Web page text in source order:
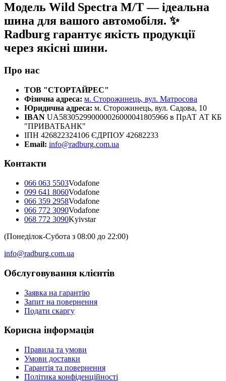
Модель Wild Spectra M/T — ідеальна
шина для вашого автомобіля. ✨
Radburg гарантує якість продукції
через якісні шини.
Про нас
ТОВ "СТОРТАЙРЕС"
Фізична адреса: м. Сторожинець, вул. Матросова
Юридична адреса: м. Сторожинець, вул. Садова, 10
IBAN UA583052990000026000041805966 в ПрАТ АТ КБ
"ПРИВАТБАНК"
ІПН 426822324106 ЄДРПОУ 42682233
Email: info@radburg.com.ua
Контакти
066 063 5503Vodafone
099 641 8060Vodafone
066 359 2958Vodafone
066 772 3090Vodafone
068 772 3090Kyivstar
(Понеділок-Субота з 08:00 до 22:00)
info@radburg.com.ua
Обслуговування клієнтів
Заявка на гарантію
Запит на повернення
Подати скаргу
Корисна інформація
Правила та умови
Умови доставки
Гарантія та повернення
Політика конфіденційності